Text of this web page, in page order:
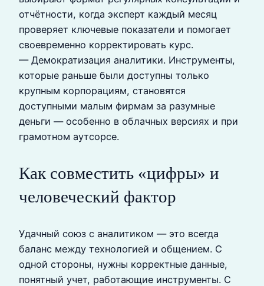
отчётности, когда эксперт каждый месяц
проверяет ключевые показатели и помогает
своевременно корректировать курс.
— Демократизация аналитики. Инструменты,
которые раньше были доступны только
крупным корпорациям, становятся
доступными малым фирмам за разумные
деньги — особенно в облачных версиях и при
грамотном аутсорсе.
Как совместить «цифры» и
человеческий фактор
Удачный союз с аналитиком — это всегда
баланс между технологией и общением. С
одной стороны, нужны корректные данные,
понятный учет, работающие инструменты. С